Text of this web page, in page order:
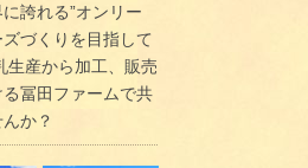
誇れる”オンリー
づくりを目指して
生産から加工、販売
る冨田ファームで共
か？